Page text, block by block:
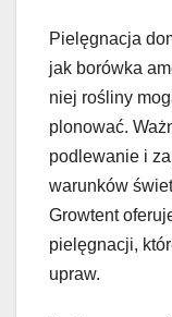
Pielęgnacja
jak borówka
niej rośliny
plonować.
podlewanie i
warunków
Growtent
pielęgnacji,
upraw.